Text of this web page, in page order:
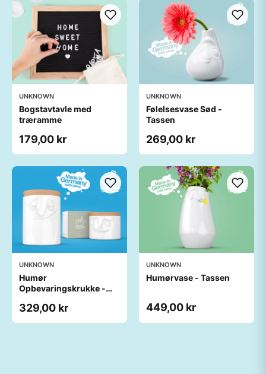
UNKNOWN
Bogstavtavle med
træramme
179,00 kr
UNKNOWN
Følelsesvase Sød -
Tassen
269,00 kr
UNKNOWN
Humør
Opbevaringskrukke -
329,00 kr
UNKNOWN
Humørvase - Tassen
449,00 kr